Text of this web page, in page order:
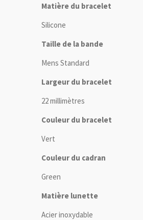
Matière du bracelet
Silicone
Taille de la bande
Mens Standard
Largeur du bracelet
22 millimètres
Couleur du bracelet
Vert
Couleur du cadran
Green
Matière lunette
Acier inoxydable